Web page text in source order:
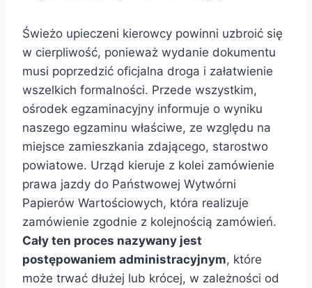
Świeżo upieczeni kierowcy powinni uzbroić się
w cierpliwość, ponieważ wydanie dokumentu
musi poprzedzić oficjalna droga i załatwienie
wszelkich formalności. Przede wszystkim,
ośrodek egzaminacyjny informuje o wyniku
naszego egzaminu właściwe, ze względu na
miejsce zamieszkania zdającego, starostwo
powiatowe. Urząd kieruje z kolei zamówienie
prawa jazdy do Państwowej Wytwórni
Papierów Wartościowych, która realizuje
zamówienie zgodnie z kolejnością zamówień.
Cały ten proces nazywany jest
postępowaniem administracyjnym, które
może trwać dłużej lub krócej, w zależności od